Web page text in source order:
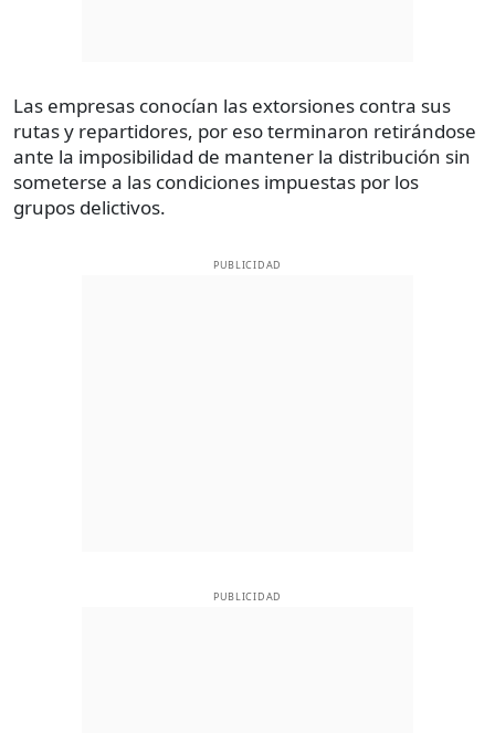
Las empresas conocían las extorsiones contra sus
rutas y repartidores, por eso terminaron retirándose
ante la imposibilidad de mantener la distribución sin
someterse a las condiciones impuestas por los
grupos delictivos.
PUBLICIDAD
PUBLICIDAD